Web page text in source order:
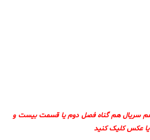
سریال هم گناه فصل دوم یا قسمت بیست و
عکس کلیک کنید